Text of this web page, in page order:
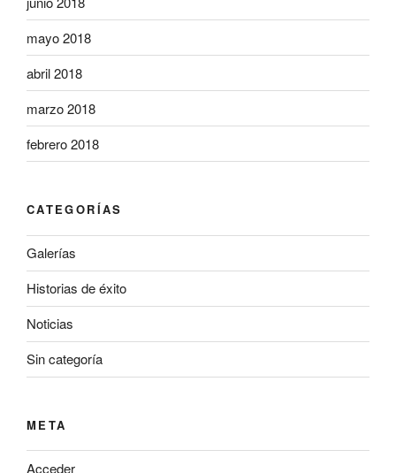
mayo 2018
abril 2018
marzo 2018
febrero 2018
CATEGORÍAS
Galerías
Historias de éxito
Noticias
Sin categoría
META
Acceder